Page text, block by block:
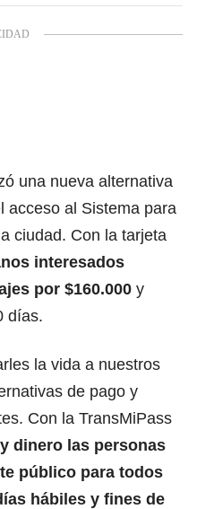
una nueva alternativa
acceso al Sistema para
ciudad. Con la tarjeta
interesados
por $160.000 y
días.
la vida a nuestros
de pago y
Con la TransMiPass
dinero las personas
público para todos
hábiles y fines de